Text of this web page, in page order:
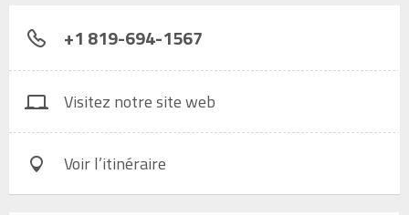
+1 819-694-1567
Visitez notre site web
Voir l’itinéraire